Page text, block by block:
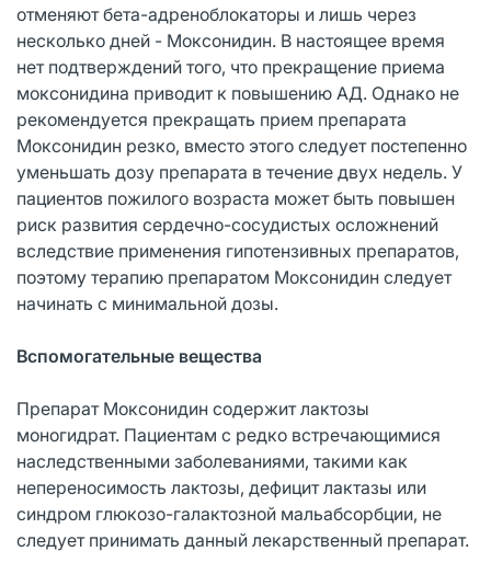
отменяют бета-адреноблокаторы и лишь через
несколько дней - Моксонидин. В настоящее время
нет подтверждений того, что прекращение приема
моксонидина приводит к повышению АД. Однако не
рекомендуется прекращать прием препарата
Моксонидин резко, вместо этого следует постепенно
уменьшать дозу препарата в течение двух недель. У
пациентов пожилого возраста может быть повышен
риск развития сердечно-сосудистых осложнений
вследствие применения гипотензивных препаратов,
поэтому терапию препаратом Моксонидин следует
начинать с минимальной дозы.
Вспомогательные вещества
Препарат Моксонидин содержит лактозы
моногидрат. Пациентам с редко встречающимися
наследственными заболеваниями, такими как
непереносимость лактозы, дефицит лактазы или
синдром глюкозо-галактозной мальабсорбции, не
следует принимать данный лекарственный препарат.